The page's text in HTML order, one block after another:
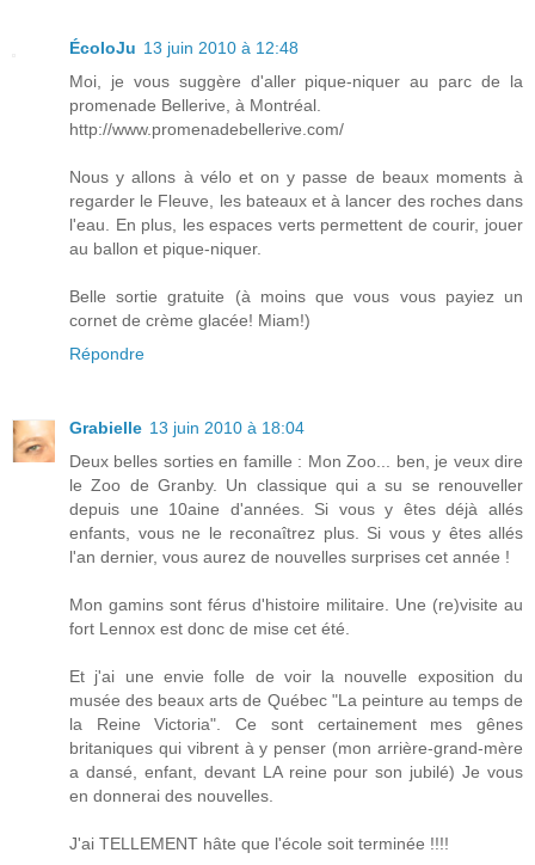
ÉcoloJu 13 juin 2010 à 12:48
Moi, je vous suggère d'aller pique-niquer au parc de la
promenade Bellerive, à Montréal.
http://www.promenadebellerive.com/
Nous y allons à vélo et on y passe de beaux moments à
regarder le Fleuve, les bateaux et à lancer des roches dans
l'eau. En plus, les espaces verts permettent de courir, jouer
au ballon et pique-niquer.
Belle sortie gratuite (à moins que vous vous payiez un
cornet de crème glacée! Miam!)
Répondre
Grabielle 13 juin 2010 à 18:04
Deux belles sorties en famille : Mon Zoo... ben, je veux dire
le Zoo de Granby. Un classique qui a su se renouveller
depuis une 10aine d'années. Si vous y êtes déjà allés
enfants, vous ne le reconaîtrez plus. Si vous y êtes allés
l'an dernier, vous aurez de nouvelles surprises cet année !
Mon gamins sont férus d'histoire militaire. Une (re)visite au
fort Lennox est donc de mise cet été.
Et j'ai une envie folle de voir la nouvelle exposition du
musée des beaux arts de Québec "La peinture au temps de
la Reine Victoria". Ce sont certainement mes gênes
britaniques qui vibrent à y penser (mon arrière-grand-mère
a dansé, enfant, devant LA reine pour son jubilé) Je vous
en donnerai des nouvelles.
J'ai TELLEMENT hâte que l'école soit terminée !!!!